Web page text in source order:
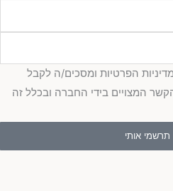
הפרטיות ומסכים/ה לקבל
המצויים בידי החברה ובכלל זה
אותי